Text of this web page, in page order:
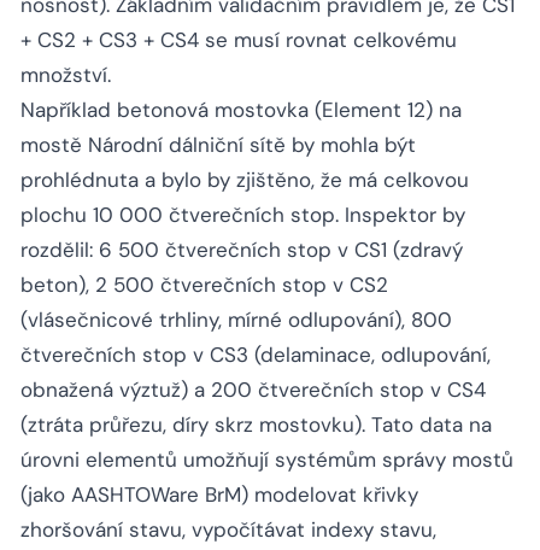
+ CS2 + CS3 + CS4 se musí rovnat celkovému
množství.
Například betonová mostovka (Element 12) na
mostě Národní dálniční sítě by mohla být
prohlédnuta a bylo by zjištěno, že má celkovou
plochu 10 000 čtverečních stop. Inspektor by
rozdělil: 6 500 čtverečních stop v CS1 (zdravý
beton), 2 500 čtverečních stop v CS2
(vlásečnicové trhliny, mírné odlupování), 800
čtverečních stop v CS3 (delaminace, odlupování,
obnažená výztuž) a 200 čtverečních stop v CS4
(ztráta průřezu, díry skrz mostovku). Tato data na
úrovni elementů umožňují systémům správy mostů
(jako AASHTOWare BrM) modelovat křivky
zhoršování stavu, vypočítávat indexy stavu,